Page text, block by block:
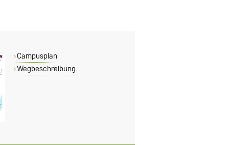
Campusplan
Wegbeschreibung